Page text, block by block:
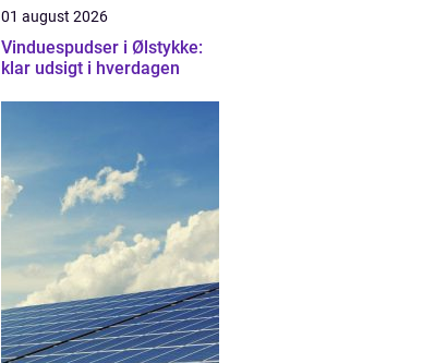
01 august 2026
Vinduespudser i Ølstykke:
klar udsigt i hverdagen